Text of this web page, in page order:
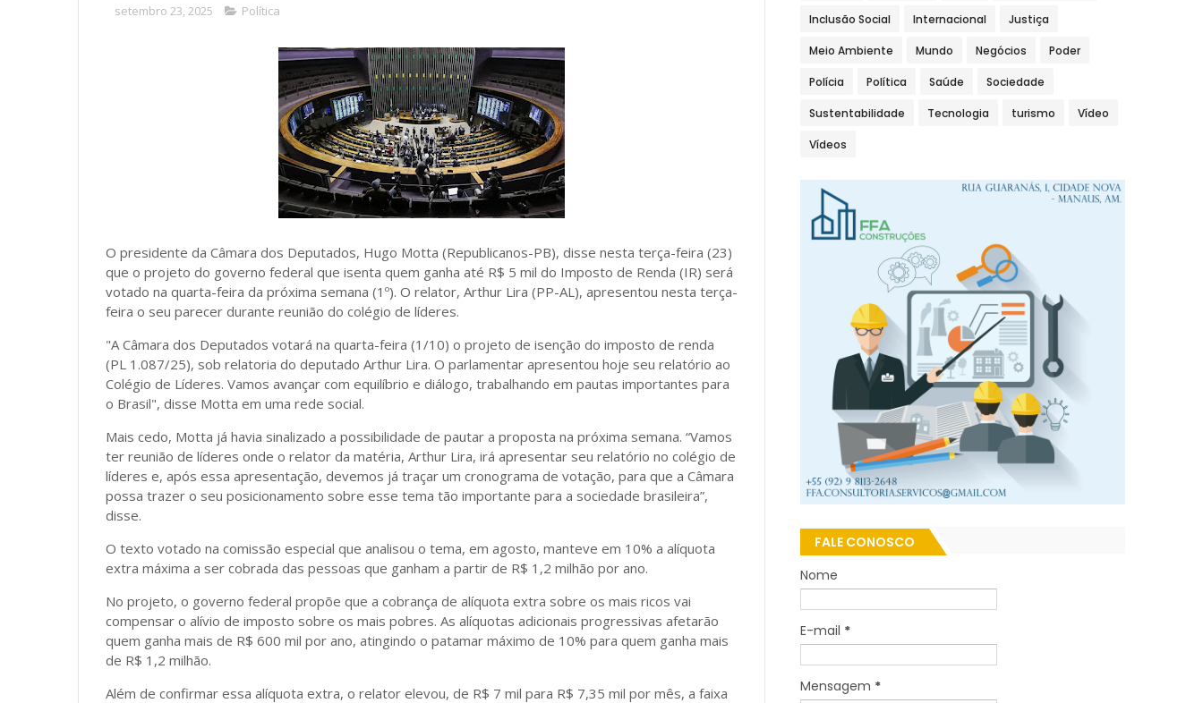
setembro 23, 2025 Política
O presidente da Câmara dos Deputados, Hugo Motta (Republicanos-PB), disse nesta terça-feira (23)
que o projeto do governo federal que isenta quem ganha até R$ 5 mil do Imposto de Renda (IR) será
votado na quarta-feira da próxima semana (1º). O relator, Arthur Lira (PP-AL), apresentou nesta terça-
feira o seu parecer durante reunião do colégio de líderes.
"A Câmara dos Deputados votará na quarta-feira (1/10) o projeto de isenção do imposto de renda
(PL 1.087/25), sob relatoria do deputado Arthur Lira. O parlamentar apresentou hoje seu relatório ao
Colégio de Líderes. Vamos avançar com equilíbrio e diálogo, trabalhando em pautas importantes para
o Brasil", disse Motta em uma rede social.
Mais cedo, Motta já havia sinalizado a possibilidade de pautar a proposta na próxima semana. “Vamos
ter reunião de líderes onde o relator da matéria, Arthur Lira, irá apresentar seu relatório no colégio de
líderes e, após essa apresentação, devemos já traçar um cronograma de votação, para que a Câmara
possa trazer o seu posicionamento sobre esse tema tão importante para a sociedade brasileira”,
disse.
O texto votado na comissão especial que analisou o tema, em agosto, manteve em 10% a alíquota
extra máxima a ser cobrada das pessoas que ganham a partir de R$ 1,2 milhão por ano.
No projeto, o governo federal propõe que a cobrança de alíquota extra sobre os mais ricos vai
compensar o alívio de imposto sobre os mais pobres. As alíquotas adicionais progressivas afetarão
quem ganha mais de R$ 600 mil por ano, atingindo o patamar máximo de 10% para quem ganha mais
de R$ 1,2 milhão.
Além de confirmar essa alíquota extra, o relator elevou, de R$ 7 mil para R$ 7,35 mil por mês, a faixa
Inclusão Social Internacional Justiça
Meio Ambiente Mundo Negócios Poder
Polícia Política Saúde Sociedade
Sustentabilidade Tecnologia turismo Vídeo
Vídeos
FALE CONOSCO
Nome
E-mail *
Mensagem *